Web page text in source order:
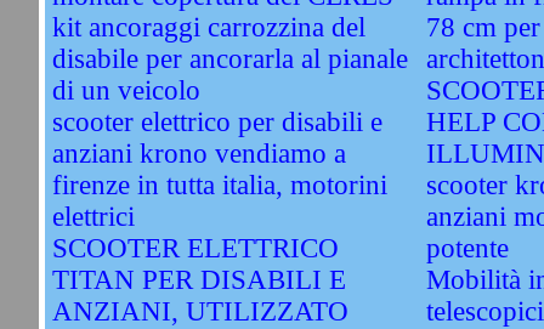
kit ancoraggi carrozzina del
disabile per ancorarla al pianale
di un veicolo
scooter elettrico per disabili e
anziani krono vendiamo a
firenze in tutta italia, motorini
elettrici
SCOOTER ELETTRICO
TITAN PER DISABILI E
ANZIANI, UTILIZZATO
78 cm
HELP
scooter
anziani
potente
Mobilità